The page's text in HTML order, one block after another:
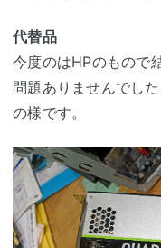
代替品
今度のはHPのもので
問題ありませんでし
の様です。